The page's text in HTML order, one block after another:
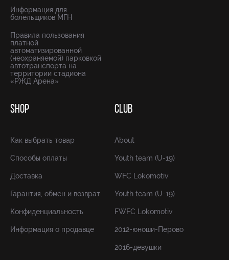
Информация для
болельщиков МГН
Правила пользования
платной
автоматизированной
(неохраняемой) парковкой
автотранспорта на
территории стадиона
«РЖД Арена»
SHOP
Как выбрать товар
Способы оплаты
Доставка
Гарантия, обмен и возврат
Конфиденциальность
Информация о продавце
CLUB
About
Youth team (U-19)
WFC Lokomotiv
Youth team (U-19)
FWFC Lokomotiv
2012-юноши-Перово
2016-девушки